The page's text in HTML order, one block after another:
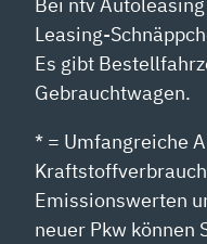
Leasing-
Es gibt
Gebrauchtwagen.
* = Umfangreiche
Emissionswerten
neuer Pkw können